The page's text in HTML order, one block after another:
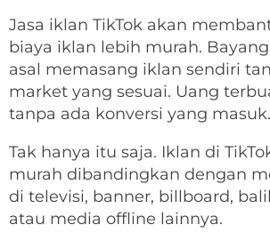
Jasa iklan TikTok akan
biaya iklan lebih murah.
asal memasang iklan sendiri
market yang sesuai. Uang
tanpa ada konversi yang masuk.
Tak hanya itu saja. Iklan di
murah dibandingkan dengan
di televisi, banner, billboard,
atau media offline lainnya.